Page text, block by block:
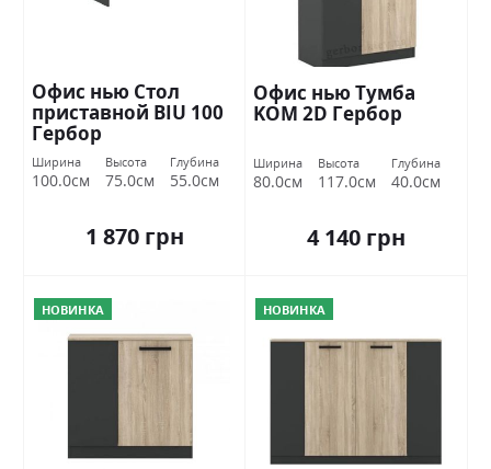
Офис нью Стол
приставной BIU 100
Гербор
Ширина
100.0см
Высота
75.0см
Глубина
55.0см
1 870 грн
Офис нью Тумба
KOM 2D Гербор
Ширина
80.0см
Высота
117.0см
Глубина
40.0см
4 140 грн
НОВИНКА НОВИНКА